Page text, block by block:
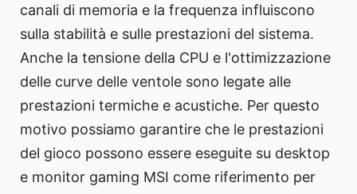
canali di memoria e la frequenza influiscono
sulla stabilità e sulle prestazioni del sistema.
Anche la tensione della CPU e l'ottimizzazione
delle curve delle ventole sono legate alle
prestazioni termiche e acustiche. Per questo
motivo possiamo garantire che le prestazioni
del gioco possono essere eseguite su desktop
e monitor gaming MSI come riferimento per